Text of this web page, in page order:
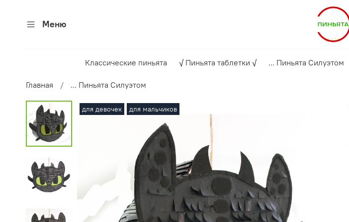
Меню
Классические пиньята √ Пиньята таблетки √ ... Пиньята Силуэтом
Главная ... Пиньята Силуэтом
для девочек для мальчиков